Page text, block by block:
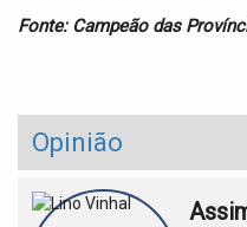
Fonte: Campeão das
Opinião